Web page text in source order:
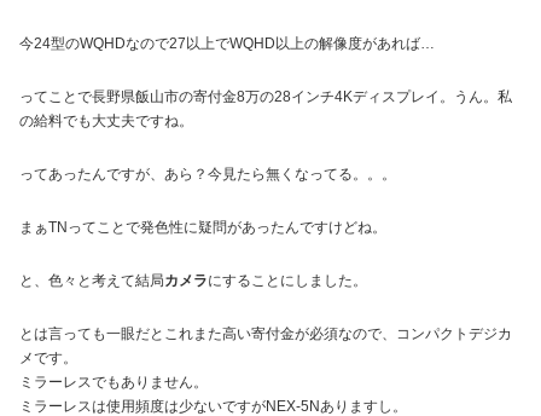
今24型のWQHDなので27以上でWQHD以上の解像度があれば…
ってことで長野県飯山市の寄付金8万の28インチ4Kディスプレイ。うん。私
の給料でも大丈夫ですね。
ってあったんですが、あら？今見たら無くなってる。。。
まぁTNってことで発色性に疑問があったんですけどね。
と、色々と考えて結局カメラにすることにしました。
とは言っても一眼だとこれまた高い寄付金が必須なので、コンパクトデジカ
メです。
ミラーレスでもありません。
ミラーレスは使用頻度は少ないですがNEX-5Nありますし。